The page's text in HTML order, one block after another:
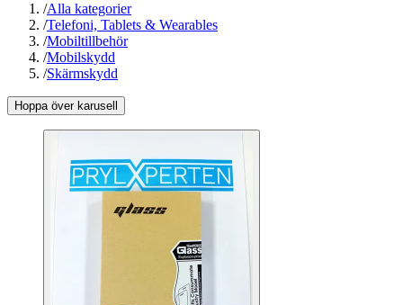
/Alla kategorier
/Telefoni, Tablets & Wearables
/Mobiltillbehör
/Mobilskydd
/Skärmskydd
Hoppa över karusell